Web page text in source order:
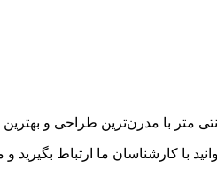
با کارشناسان ما ارتباط